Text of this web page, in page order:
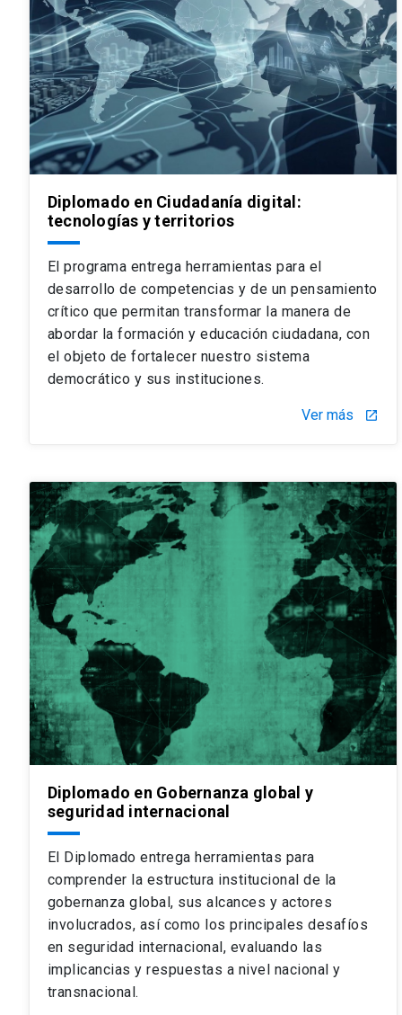
Diplomado en Ciudadanía digital:
tecnologías y territorios
El programa entrega herramientas para el
desarrollo de competencias y de un pensamiento
crítico que permitan transformar la manera de
abordar la formación y educación ciudadana, con
el objeto de fortalecer nuestro sistema
democrático y sus instituciones.
Ver más launch
Diplomado en Gobernanza global y
seguridad internacional
El Diplomado entrega herramientas para
comprender la estructura institucional de la
gobernanza global, sus alcances y actores
involucrados, así como los principales desafíos
en seguridad internacional, evaluando las
implicancias y respuestas a nivel nacional y
transnacional.